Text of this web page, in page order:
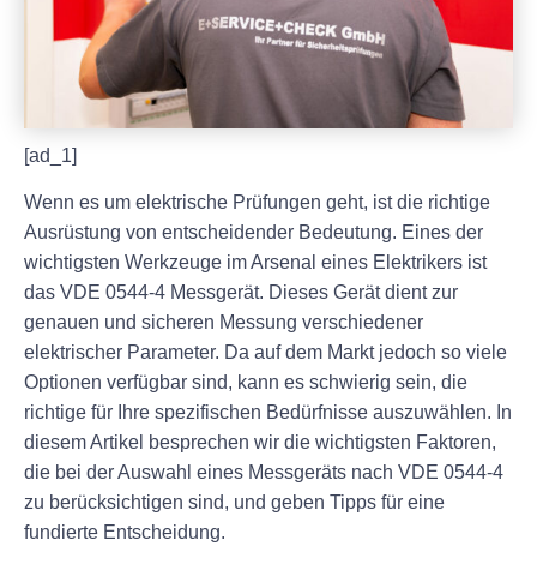
[ad_1]
Wenn es um elektrische Prüfungen geht, ist die richtige
Ausrüstung von entscheidender Bedeutung. Eines der
wichtigsten Werkzeuge im Arsenal eines Elektrikers ist
das VDE 0544-4 Messgerät. Dieses Gerät dient zur
genauen und sicheren Messung verschiedener
elektrischer Parameter. Da auf dem Markt jedoch so viele
Optionen verfügbar sind, kann es schwierig sein, die
richtige für Ihre spezifischen Bedürfnisse auszuwählen. In
diesem Artikel besprechen wir die wichtigsten Faktoren,
die bei der Auswahl eines Messgeräts nach VDE 0544-4
zu berücksichtigen sind, und geben Tipps für eine
fundierte Entscheidung.